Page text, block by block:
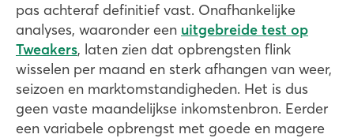
pas achteraf definitief vast. Onafhankelijke
analyses, waaronder een uitgebreide test op
Tweakers, laten zien dat opbrengsten flink
wisselen per maand en sterk afhangen van weer,
seizoen en marktomstandigheden. Het is dus
geen vaste maandelijkse inkomstenbron. Eerder
een variabele opbrengst met goede en magere